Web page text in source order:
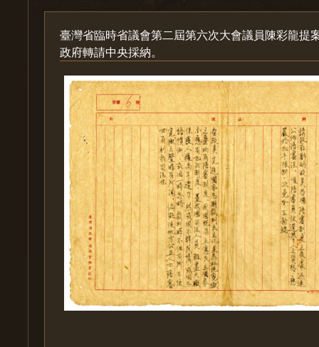
臺灣省臨時省議會第二屆第六次大會議員陳彩龍
政府轉請中央採納。